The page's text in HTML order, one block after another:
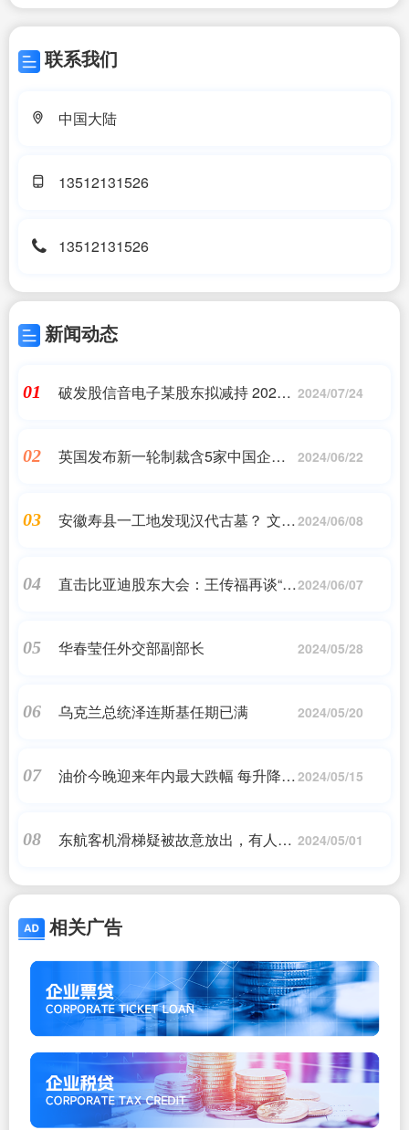
联系我们
中国大陆
13512131526
13512131526
新闻动态
01
破发股信音电子某股东拟减持 2023
2024/07/24
02
英国发布新一轮制裁含5家中国企
2024/06/22
03
安徽寿县一工地发现汉代古墓？ 文物 2024/06/08
04
直击比亚迪股东大会：王传福再谈“技2024/06/07
05 华春莹任外交部副部长 2024/05/28
06 乌克兰总统泽连斯基任期已满 2024/05/20
07
油价今晚迎来年内最大跌幅 每升降
2024/05/15
08
东航客机滑梯疑被故意放出，有人发 2024/05/01
相关广告